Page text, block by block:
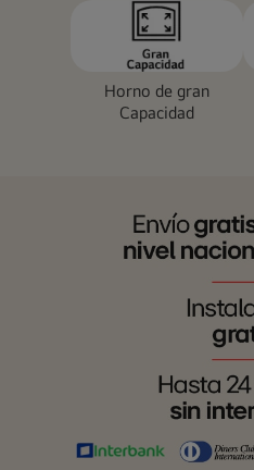
Horno de gran
Capacidad